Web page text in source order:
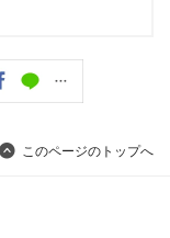
このページのトップへ